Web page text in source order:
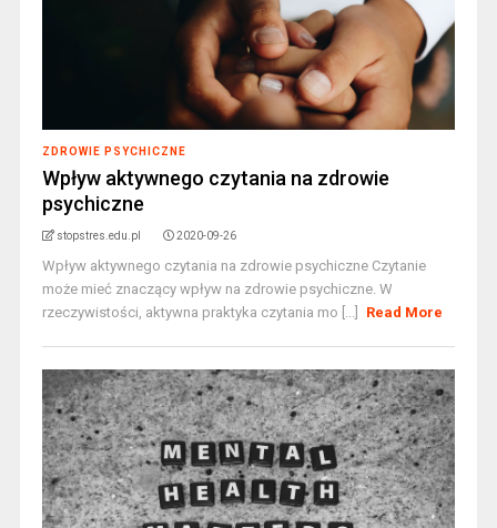
ZDROWIE PSYCHICZNE
Wpływ aktywnego czytania na zdrowie
psychiczne
stopstres.edu.pl 2020-09-26
Wpływ aktywnego czytania na zdrowie psychiczne Czytanie
może mieć znaczący wpływ na zdrowie psychiczne. W
rzeczywistości, aktywna praktyka czytania mo [...]
Read More